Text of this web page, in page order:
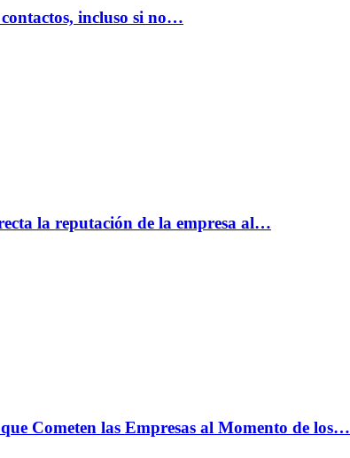
incluso si no…
la reputación de la empresa al…
Cometen las Empresas al Momento de los…